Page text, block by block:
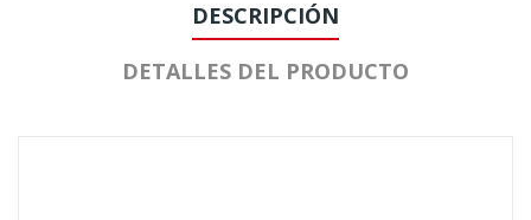
DESCRIPCIÓN
DETALLES DEL PRODUCTO